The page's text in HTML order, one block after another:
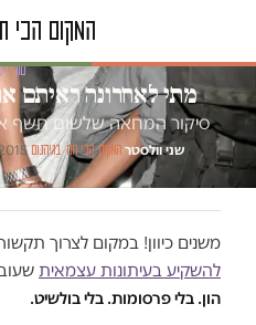
טור
מתי לאחרונה ראיתם
סיקור המחאה שלשום חשף
שני וולסטר·המקום הכי חם בגיהנום ·
משנים כיוון! במקום לצרוך
להשקיע בעיתונות עצמאית
הון. בלי פרסומות. בלי בולשיט.